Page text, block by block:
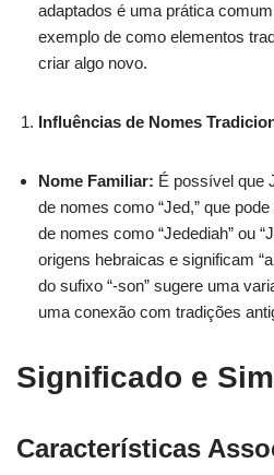
adaptados é uma prática
exemplo de como elementos
criar algo novo.
Influências de Nomes
Nome Familiar: É possível que
de nomes como “Jed,” que
de nomes como “Jedediah” ou
origens hebraicas e significam
do sufixo “-son” sugere uma
uma conexão com tradições
Significado e
Características